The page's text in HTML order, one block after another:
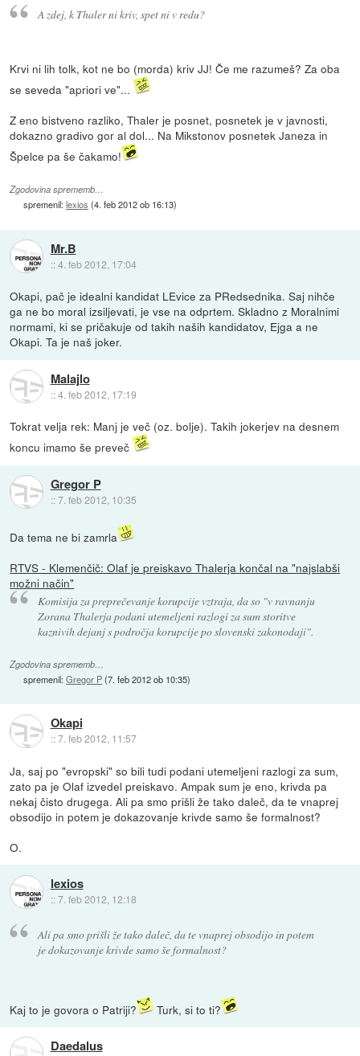
A zdej, k Thaler ni kriv, spet ni v redu?
Krvi ni lih tolk, kot ne bo (morda) kriv JJ! Če me razumeš? Za oba
se seveda "apriori ve"...
Z eno bistveno razliko, Thaler je posnet, posnetek je v javnosti,
dokazno gradivo gor al dol... Na Mikstonov posnetek Janeza in
Špelce pa še čakamo!
Zgodovina sprememb…
spremenil:lexios (4. feb 2012 ob 16:13)
Mr.B
::4. feb 2012, 17:04
Okapi, pač je idealni kandidat LEvice za PRedsednika. Saj nihče
ga ne bo moral izsiljevati, je vse na odprtem. Skladno z Moralnimi
normami, ki se pričakuje od takih naših kandidatov, Ejga a ne
Okapi. Ta je naš joker.
Malajlo
::4. feb 2012, 17:19
Tokrat velja rek: Manj je več (oz. bolje). Takih jokerjev na desnem
koncu imamo še preveč
Gregor P
::7. feb 2012, 10:35
Da tema ne bi zamrla
RTVS - Klemenčič: Olaf je preiskavo Thalerja končal na "najslabši
možni način"
Komisija za preprečevanje korupcije vztraja, da so "v ravnanju
Zorana Thalerja podani utemeljeni razlogi za sum storitve
kaznivih dejanj s področja korupcije po slovenski zakonodaji".
Zgodovina sprememb…
spremenil:Gregor P(7. feb 2012 ob 10:35)
Okapi
::7. feb 2012, 11:57
Ja, saj po "evropski" so bili tudi podani utemeljeni razlogi za sum,
zato pa je Olaf izvedel preiskavo. Ampak sum je eno, krivda pa
nekaj čisto drugega. Ali pa smo prišli že tako daleč, da te vnaprej
obsodijo in potem je dokazovanje krivde samo še formalnost?
O.
lexios
::7. feb 2012, 12:18
Ali pa smo prišli že tako daleč, da te vnaprej obsodijo in potem
je dokazovanje krivde samo še formalnost?
Kaj to je govora o Patriji? Turk, si to ti?
Daedalus